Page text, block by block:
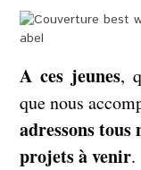
A ces jeunes,
que nous
adressons tous
projets à venir.